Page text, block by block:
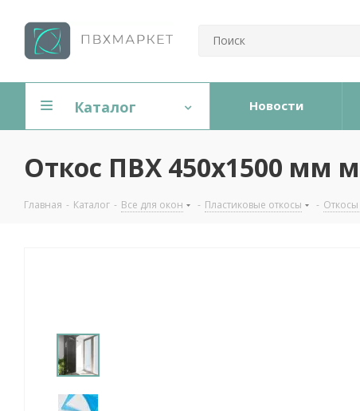
Каталог Новости
Откос ПВХ 450х1500 мм
Главная - Каталог - Все для окон - Пластиковые откосы -